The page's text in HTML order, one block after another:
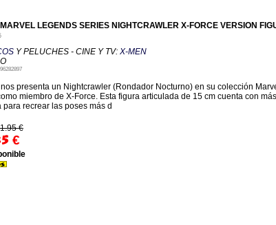
LEGENDS SERIES NIGHTCRAWLER X-FORCE VERSION
Y PELUCHES - CINE Y TV: X-MEN
presenta un Nightcrawler (Rondador Nocturno) en su colección
miembro de X-Force. Esta figura articulada de 15 cm cuenta con
para recrear las poses más d
€
€